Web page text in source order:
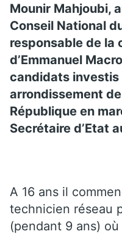
Mounir Mahjoubi,
Conseil National
responsable de la
d’Emmanuel
candidats investis
arrondissement
République en
Secrétaire d’Etat
A 16 ans il
technicien réseau
(pendant 9 ans)